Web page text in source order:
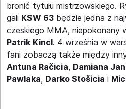
bronić tytułu mistrzowskiego.
gali KSW 63 będzie jedna z
czeskiego MMA, niepokonany
Patrik Kincl. 4 września w
fani zobaczą także między
Antuna Račicia, Damiana
Pawlaka, Darko Stošicia i